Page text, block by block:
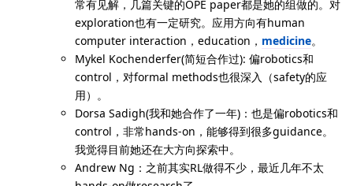
常有见解，几篇关键的OPE paper都是她的组做的。对
exploration也有一定研究。应用方向有human
computer interaction，education， medicine。
Mykel Kochenderfer(简短合作过): 偏robotics和
control，对formal methods也很深入（safety的应
用）。
Dorsa Sadigh(我和她合作了一年)：也是偏robotics和
control，非常hands-on，能够得到很多guidance。
我觉得目前她还在大方向探索中。
Andrew Ng：之前其实RL做得不少，最近几年不太